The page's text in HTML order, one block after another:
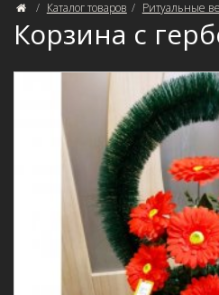
Каталог товаров Ритуальные
Корзина с